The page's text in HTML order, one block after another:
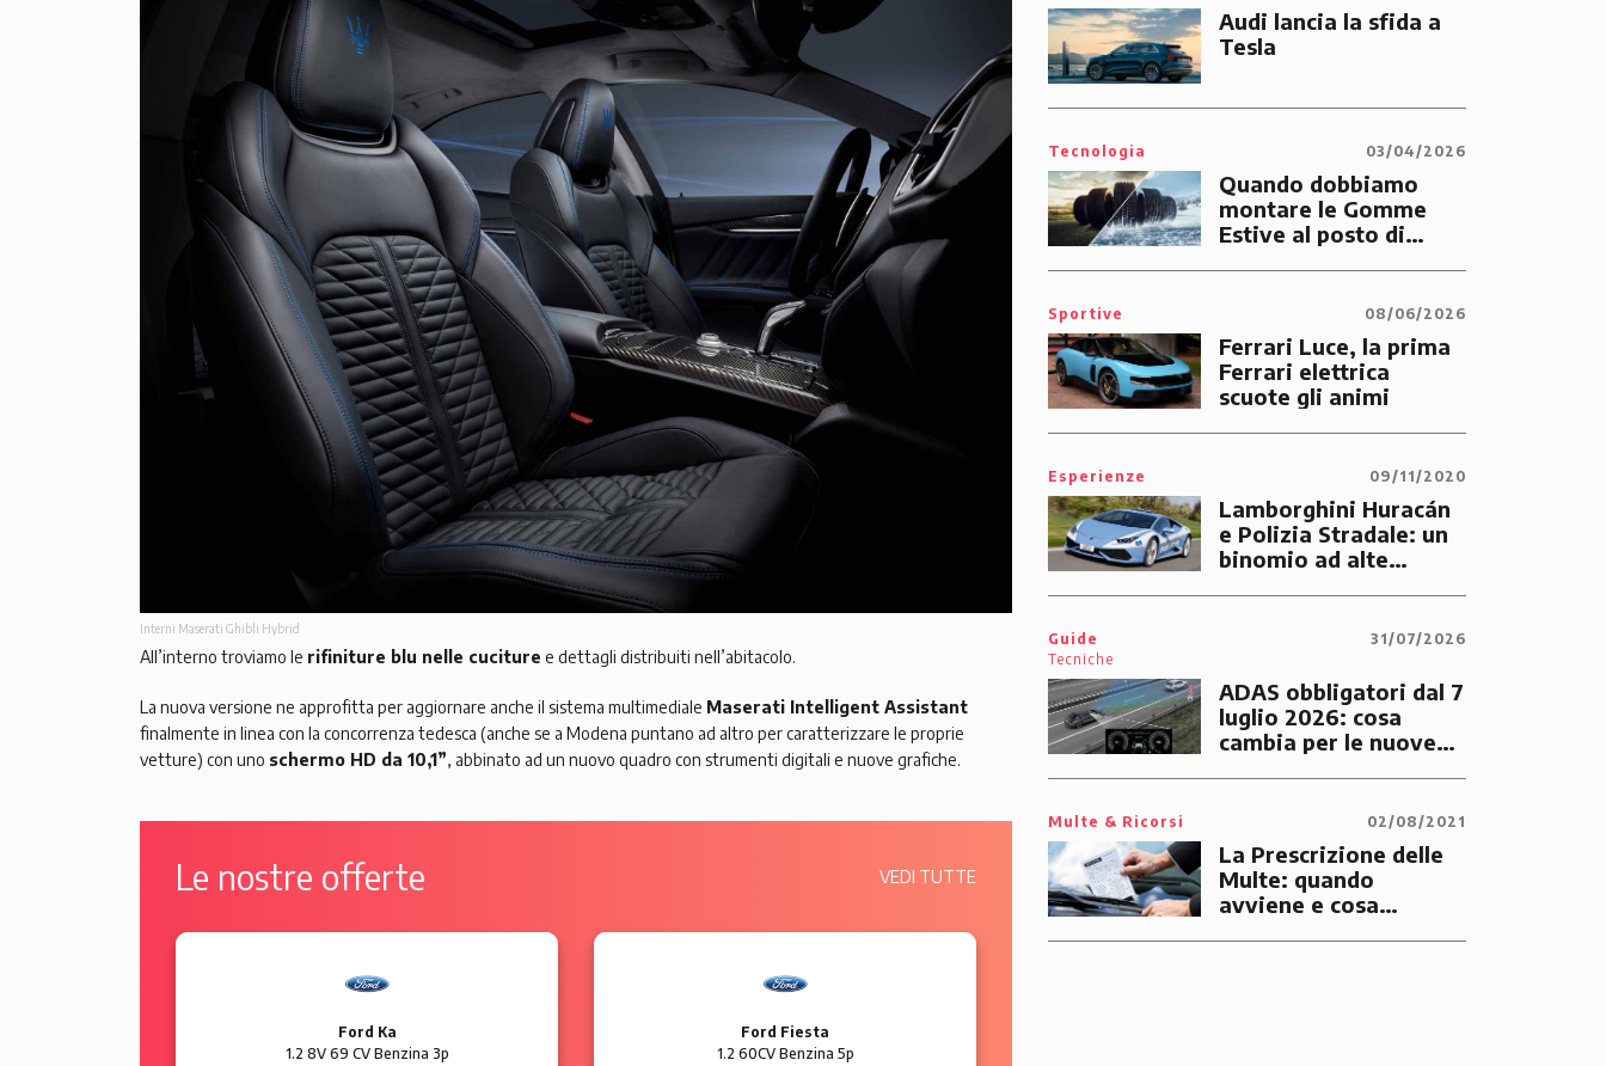
Interni Maserati Ghibli Hybrid
All’interno troviamo le rifiniture blu nelle cuciture e dettagli distribuiti nell’abitacolo.
La nuova versione ne approfitta per aggiornare anche il sistema multimediale Maserati Intelligent Assistant
finalmente in linea con la concorrenza tedesca (anche se a Modena puntano ad altro per caratterizzare le proprie
vetture) con uno schermo HD da 10,1”, abbinato ad un nuovo quadro con strumenti digitali e nuove grafiche.
Le nostre offerte VEDI TUTTE
Ford Ka
1.2 8V 69 CV Benzina 3p
Ford Fiesta
1.2 60CV Benzina 5p
Audi lancia la sfida a
Tesla
Tecnologia 03/04/2026
Quando dobbiamo
montare le Gomme
Estive al posto di
Sportive 08/06/2026
Ferrari Luce, la prima
Ferrari elettrica
scuote gli animi
Esperienze 09/11/2020
Lamborghini Huracán
e Polizia Stradale: un
binomio ad alte
Guide
Tecniche
31/07/2026
ADAS obbligatori dal 7
luglio 2026: cosa
cambia per le nuove
Multe & Ricorsi 02/08/2021
La Prescrizione delle
Multe: quando
avviene e cosa